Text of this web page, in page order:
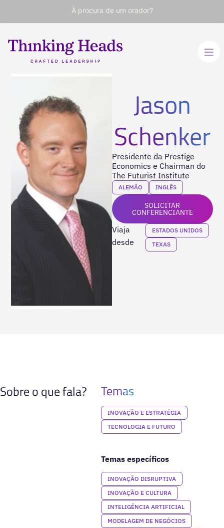
À procura de um orador?
Jason
Schenker
Presidente da Prestige
Economics e Chairman do
The Futurist Institute
ALEMÃO INGLÊS
SOLICITAR
CONFERENCIANTE
Viaja
desde
ESTADOS UNIDOS
TEXAS
Sobre o que fala? Temas
INOVAÇÃO E ESTRATÉGIA
TECNOLOGIA E FUTURO
Temas específicos
INOVAÇÃO DISRUPTIVA
INOVAÇÃO E CULTURA
INTELIGÊNCIA ARTIFICIAL
MODELAGEM DE NEGÓCIOS